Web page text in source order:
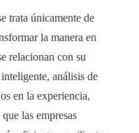
trata únicamente de
la manera en
relacionan con su
análisis de
en la experiencia,
las empresas